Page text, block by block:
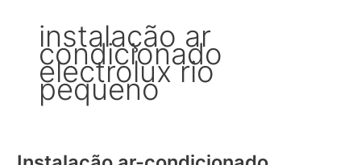
instalação ar
condicionado
electrolux rio
pequeno